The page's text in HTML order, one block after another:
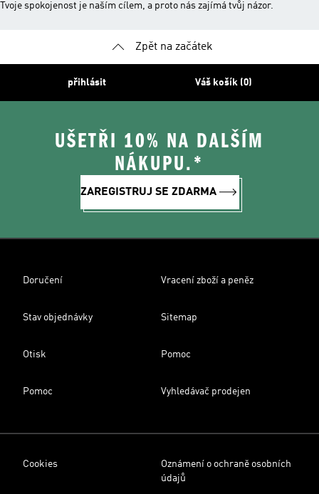
Tvoje spokojenost je naším cílem, a proto nás zajímá tvůj názor.
Zpět na začátek
přihlásit Váš košík (0)
UŠETŘI 10% NA DALŠÍM
NÁKUPU.*
ZAREGISTRUJ SE ZDARMA
Doručení Vracení zboží a peněz
Stav objednávky Sitemap
Otisk Pomoc
Pomoc Vyhledávač prodejen
Cookies
Oznámení o ochraně osobních
údajů